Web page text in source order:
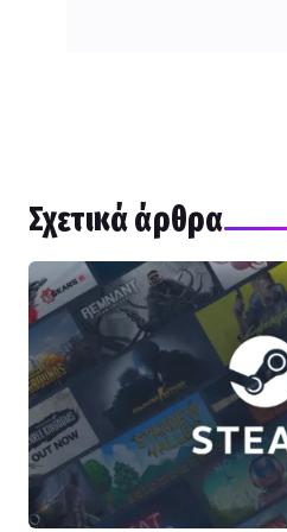
Σχετικά άρθρα